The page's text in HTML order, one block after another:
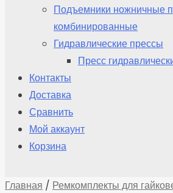
Подъемники ножничные
комбинированные
Гидравлические прессы
Пресс
Контакты
Доставка
Сравнить
Мой аккаунт
Корзина
Главная / Ремкомплекты для